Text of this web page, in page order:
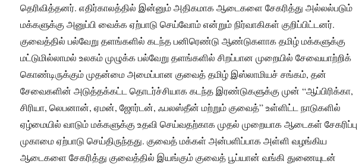
தெரிவித்தனர். எதிர்காலத்தில் இன்னும் அதிகமாக ஆடைகளை சேகரித்து அல்லல்படும்
மக்களுக்கு அனுப்பி வைக்க ஏற்பாடு செய்வோம் என்றும் நிர்வாகிகள் குறிப்பிட்டனர்.
குவைத்தில் பல்வேறு தளங்களில் கடந்த பனிரெண்டு ஆண்டுகளாக தமிழ் மக்களுக்கு
மட்டுமில்லாமல் உலகம் முழுக்க பல்வேறு தளங்களில் சிறப்பான முறையில் சேவையாற்றிக்
கொண்டிருக்கும் முதன்மை அமைப்பான குவைத் தமிழ் இஸ்லாமியச் சங்கம், தன்
சேவைகளின் அடுத்தக்கட்ட தொடர்ச்சியாக கடந்த இரண்டுகளுக்கு முன் “ஆப்பிரிக்கா,
சிரியா, லெபனான், ஏமன், ஜோர்டன், ஃபலஸ்தீன் மற்றும் குவைத்” உள்ளிட்ட நாடுகளில்
ஏழ்மையில் வாடும் மக்களுக்கு உதவி செய்வதற்காக முதல் முறையாக ஆடைகள் சேகரிப்பு
முகாமை ஏற்பாடு செய்திருந்தது. குவைத் மக்கள் அன்பளிப்பாக அள்ளி வழங்கிய
ஆடைகளை சேகரித்து குவைத்தில் இயங்கும் குவைத் பூப்யான் வங்கி துணையுடன்